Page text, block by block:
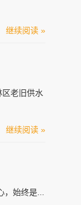
继续阅读 »
老旧供水
继续阅读 »
始终是...